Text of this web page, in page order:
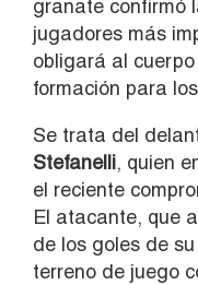
granate confirmó
jugadores más
obligará al
formación para
Se trata del
Stefanelli, quien
el reciente
El atacante, que
de los goles de
terreno de juego